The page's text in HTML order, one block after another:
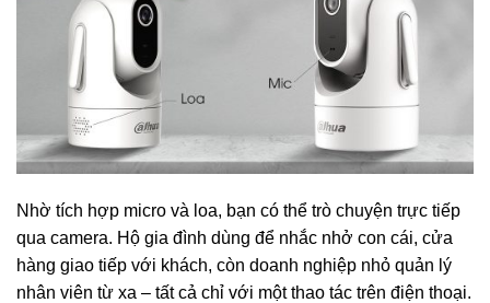
Nhờ tích hợp micro và loa, bạn có thể trò chuyện trực tiếp
qua camera. Hộ gia đình dùng để nhắc nhở con cái, cửa
hàng giao tiếp với khách, còn doanh nghiệp nhỏ quản lý
nhân viên từ xa – tất cả chỉ với một thao tác trên điện thoại.